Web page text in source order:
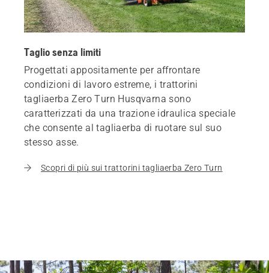
Taglio senza limiti
Progettati appositamente per affrontare
condizioni di lavoro estreme, i trattorini
tagliaerba Zero Turn Husqvarna sono
caratterizzati da una trazione idraulica speciale
che consente al tagliaerba di ruotare sul suo
stesso asse.
Scopri di più sui trattorini tagliaerba Zero Turn